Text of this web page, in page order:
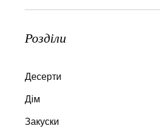
Розділи
Десерти
Дім
Закуски